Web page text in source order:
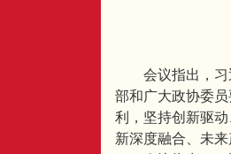
会议指出，
部和广大政协委
利，坚持创新驱
新深度融合、未